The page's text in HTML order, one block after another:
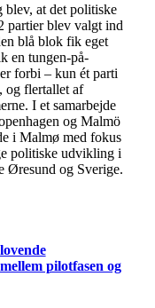
blev, at det politiske
partier blev valgt ind
blå blok fik eget
en tungen-på-
forbi – kun ét parti
og flertallet af
I et samarbejde
og Malmö
i Malmø med fokus
politiske udvikling i
Øresund og Sverige.
pilotfasen og